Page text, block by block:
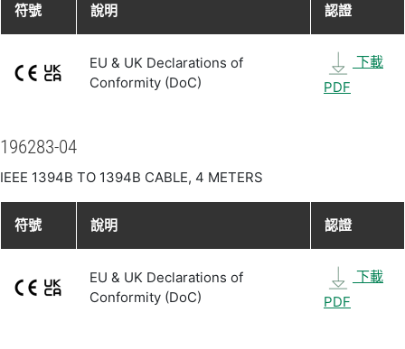
符號 說明 認證
EU & UK Declarations of
Conformity (DoC)
下載
PDF
196283-04
IEEE 1394B TO 1394B CABLE, 4 METERS
符號 說明 認證
EU & UK Declarations of
Conformity (DoC)
下載
PDF